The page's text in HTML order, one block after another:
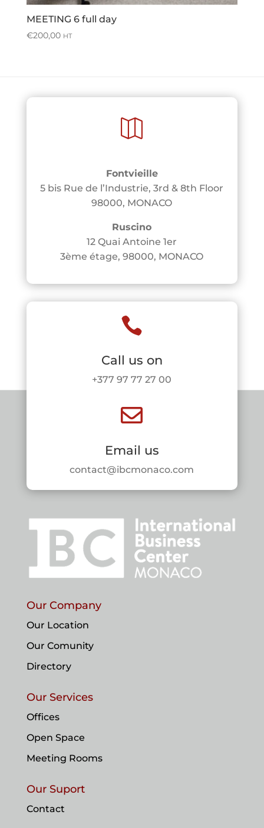
MEETING 6 full day
€200,00 HT

Fontvieille
5 bis Rue de l’Industrie, 3rd & 8th Floor
98000, MONACO
Ruscino
12 Quai Antoine 1er
3ème étage, 98000, MONACO

Call us on
+377 97 77 27 00

Email us
contact@ibcmonaco.com
Our Company
Our Location
Our Comunity
Directory
Our Services
Offices
Open Space
Meeting Rooms
Our Suport
Contact